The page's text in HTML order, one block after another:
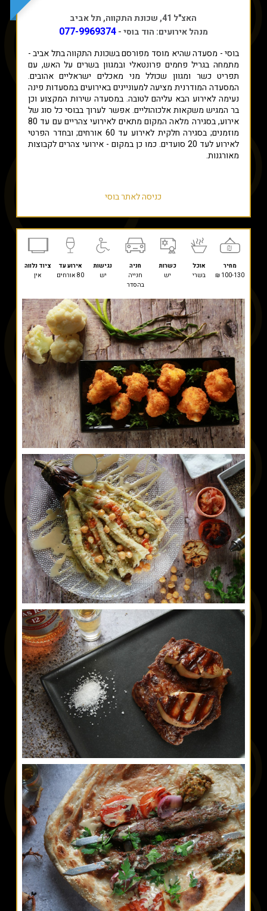
האצ"ל 41, שכונת התקווה, תל אביב
מנהל אירועים: הוד בוסי -077-9969374
בוסי - מסעדה שהיא מוסד מפורסם בשכונת התקווה בתל אביב -
מתמחה בגריל פחמים פרונטאלי ובמגוון בשרים על האש, עם
תפריט כשר ומגוון שכולל מני מאכלים ישראליים אהובים.
המסעדה המודרנית מציעה למעוניינים באירועים במסעדות פינה
נעימה לאירוע הבא עליהם לטובה. במסעדה שירות המקצוע וכן
בר המגיש משקאות אלכוהוליים. אפשר לערוך בבוסי כל סוג של
אירוע, בסגירה מלאה המקום מתאים לאירועי צהריים עם עד 80
מוזמנים; בסגירה חלקית לאירוע עד 60 אורחים; ובחדר הפרטי
לאירוע לעד 20 סועדים. כמו כן במקום - אירועי צהרים לקבוצות
מאורגנות.
כניסה לאתר בוסי
מחיר אוכל כשרות חניה נגישות אירוע עד
ציוד נלווה
100-130 ₪
בשרי יש
חנייה
בהסדר
יש 80 אורחים אין